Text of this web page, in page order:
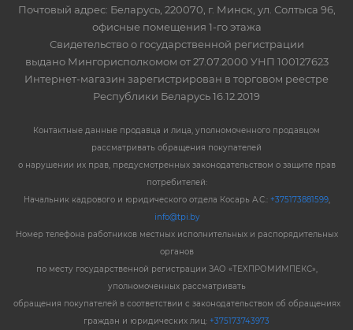
Почтовый адрес: Беларусь, 220070, г. Минск, ул. Солтыса 96,
офисные помещения 1-го этажа
Свидетельство о государственной регистрации
выдано Мингорисполкомом от 27.07.2000 УНП 100127623
Интернет-магазин зарегистрирован в торговом реестре
Республики Беларусь 16.12.2019
Контактные данные продавца и лица, уполномоченного продавцом
рассматривать обращения покупателей
о нарушении их прав, предусмотренных законодательством о защите прав
потребителей:
Начальник кадрового и юридического отдела Косарь А.С.: +375173881599,
info@tpi.by
Номер телефона работников местных исполнительных и распорядительных
органов
по месту государственной регистрации ЗАО «ТЕХПРОМИМПЕКС»,
уполномоченных рассматривать
обращения покупателей в соответствии с законодательством об обращениях
граждан и юридических лиц: +375173743973